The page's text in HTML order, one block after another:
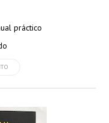
práctico